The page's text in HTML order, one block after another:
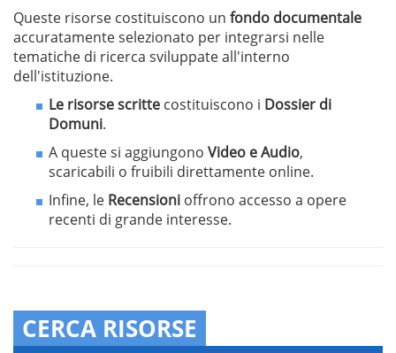
Queste risorse costituiscono un fondo documentale
accuratamente selezionato per integrarsi nelle
tematiche di ricerca sviluppate all'interno
dell'istituzione.
Le risorse scritte costituiscono i Dossier di
Domuni.
A queste si aggiungono Video e Audio,
scaricabili o fruibili direttamente online.
Infine, le Recensioni offrono accesso a opere
recenti di grande interesse.
CERCA RISORSE